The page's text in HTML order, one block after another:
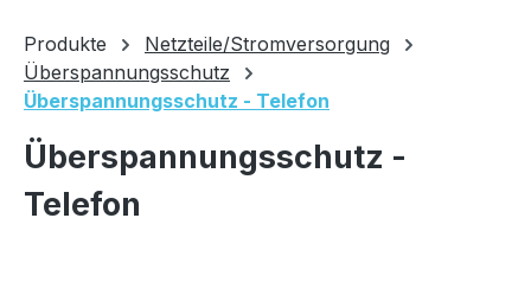
Produkte
Netzteile/Stromversorgung
Überspannungsschutz
Überspannungsschutz - Telefon
Überspannungsschutz -
Telefon